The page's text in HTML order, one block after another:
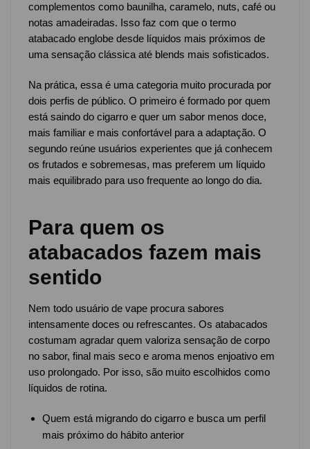
complementos como baunilha, caramelo, nuts, café ou
notas amadeiradas. Isso faz com que o termo
atabacado englobe desde líquidos mais próximos de
uma sensação clássica até blends mais sofisticados.
Na prática, essa é uma categoria muito procurada por
dois perfis de público. O primeiro é formado por quem
está saindo do cigarro e quer um sabor menos doce,
mais familiar e mais confortável para a adaptação. O
segundo reúne usuários experientes que já conhecem
os frutados e sobremesas, mas preferem um líquido
mais equilibrado para uso frequente ao longo do dia.
Para quem os
atabacados fazem mais
sentido
Nem todo usuário de vape procura sabores
intensamente doces ou refrescantes. Os atabacados
costumam agradar quem valoriza sensação de corpo
no sabor, final mais seco e aroma menos enjoativo em
uso prolongado. Por isso, são muito escolhidos como
líquidos de rotina.
Quem está migrando do cigarro e busca um perfil
mais próximo do hábito anterior